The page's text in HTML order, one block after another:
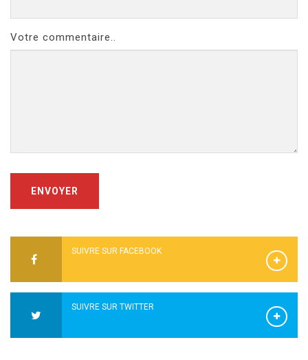
Votre commentaire..
ENVOYER
SUIVRE SUR FACEBOOK
SUIVRE SUR TWITTER